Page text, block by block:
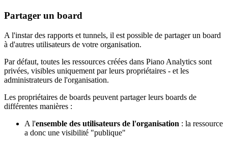
Partager un board
A l'instar des rapports et tunnels, il est possible de partager un board
à d'autres utilisateurs de votre organisation.
Par défaut, toutes les ressources créées dans Piano Analytics sont
privées, visibles uniquement par leurs propriétaires - et les
administrateurs de l'organisation.
Les propriétaires de boards peuvent partager leurs boards de
différentes manières :
A l'ensemble des utilisateurs de l'organisation : la ressource
a donc une visibilité "publique"